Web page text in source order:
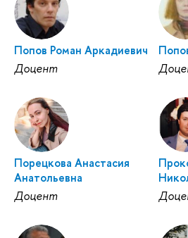
Попов Роман Аркадиевич
Доцент
Порецкова Анастасия
Анатольевна
Доцент